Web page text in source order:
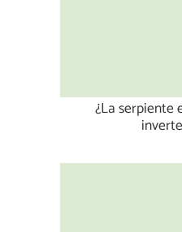
¿La serpiente